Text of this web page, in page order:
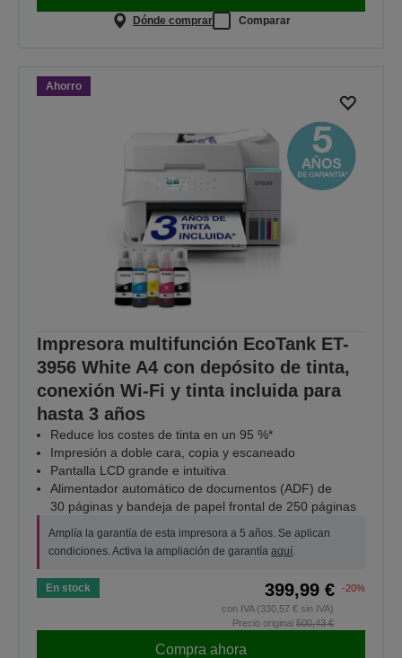
Dónde comprar Comparar
Ahorro
Impresora multifunción EcoTank ET-
3956 White A4 con depósito de tinta,
conexión Wi-Fi y tinta incluida para
hasta 3 años
Reduce los costes de tinta en un 95 %*
Impresión a doble cara, copia y escaneado
Pantalla LCD grande e intuitiva
Alimentador automático de documentos (ADF) de
30 páginas y bandeja de papel frontal de 250 páginas
Amplía la garantía de esta impresora a 5 años. Se aplican
condiciones. Activa la ampliación de garantía aquí
En stock 399,99 €
-20%
con IVA (330,57 € sin IVA)
Precio original 500,43 €
Compra ahora